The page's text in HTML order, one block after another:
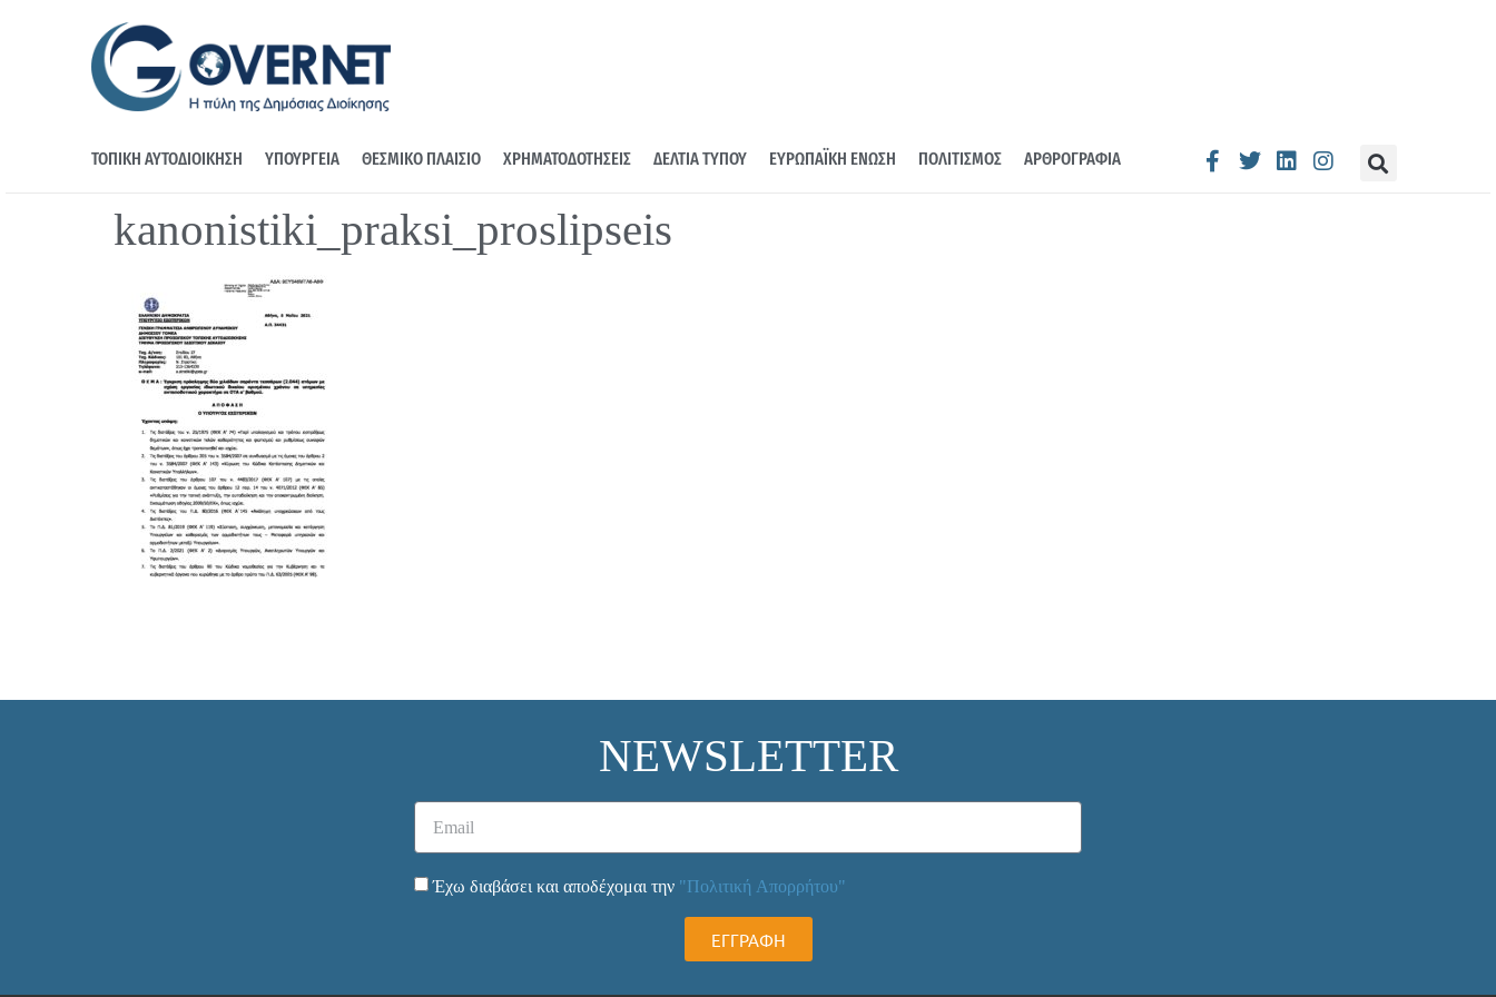
ΤΟΠΙΚΗ ΑΥΤΟΔΙΟΙΚΗΣΗ ΥΠΟΥΡΓΕΙΑ ΘΕΣΜΙΚΟ ΠΛΑΙΣΙΟ ΧΡΗΜΑΤΟΔΟΤΗΣΕΙΣ ΔΕΛΤΙΑ ΤΥΠΟΥ ΕΥΡΩΠΑΪΚΗ ΕΝΩΣΗ ΠΟΛΙΤΙΣΜΟΣ ΑΡΘΡΟΓΡΑΦΙΑ
kanonistiki_praksi_proslipseis
NEWSLETTER
Έχω διαβάσει και αποδέχομαι την "Πολιτική Απορρήτου"
ΕΓΓΡΑΦΗ